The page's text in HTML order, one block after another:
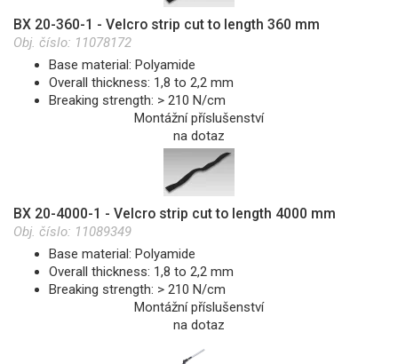
BX 20-360-1 - Velcro strip cut to length 360 mm
Obj. číslo: 11078172
Base material: Polyamide
Overall thickness: 1,8 to 2,2 mm
Breaking strength: > 210 N/cm
Montážní příslušenství
na dotaz
BX 20-4000-1 - Velcro strip cut to length 4000 mm
Obj. číslo: 11089349
Base material: Polyamide
Overall thickness: 1,8 to 2,2 mm
Breaking strength: > 210 N/cm
Montážní příslušenství
na dotaz